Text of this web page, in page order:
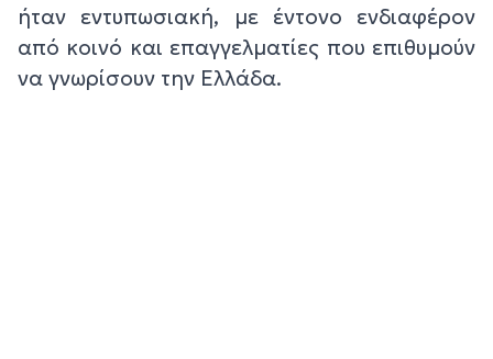
ήταν εντυπωσιακή, με έντονο ενδιαφέρον
από κοινό και επαγγελματίες που επιθυμούν
να γνωρίσουν την Ελλάδα.